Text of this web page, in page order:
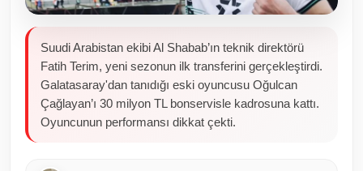
Suudi Arabistan ekibi Al Shabab’ın teknik direktörü
Fatih Terim, yeni sezonun ilk transferini gerçekleştirdi.
Galatasaray'dan tanıdığı eski oyuncusu Oğulcan
Çağlayan’ı 30 milyon TL bonservisle kadrosuna kattı.
Oyuncunun performansı dikkat çekti.